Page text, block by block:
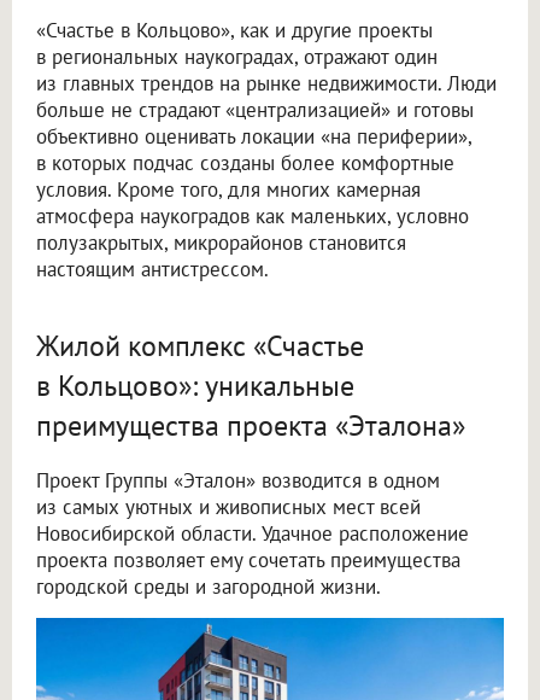
«Счастье в Кольцово», как и другие проекты
в региональных наукоградах, отражают один
из главных трендов на рынке недвижимости. Люди
больше не страдают «централизацией» и готовы
объективно оценивать локации «на периферии»,
в которых подчас созданы более комфортные
условия. Кроме того, для многих камерная
атмосфера наукоградов как маленьких, условно
полузакрытых, микрорайонов становится
настоящим антистрессом.
Жилой комплекс «Счастье
в Кольцово»: уникальные
преимущества проекта «Эталона»
Проект Группы «Эталон» возводится в одном
из самых уютных и живописных мест всей
Новосибирской области. Удачное расположение
проекта позволяет ему сочетать преимущества
городской среды и загородной жизни.